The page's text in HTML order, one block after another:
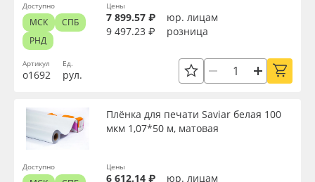
Артикул
о1692
Ед.
рул.
Цены
7 899.57 ₽
юр. лицам
9 497.23 ₽
розница
Доступно
МСК
СПБ
РНД
Плёнка для печати Saviar белая 100
мкм 1,07*50 м, матовая
Цены
6 612.14 ₽ юр. лицам
Доступно